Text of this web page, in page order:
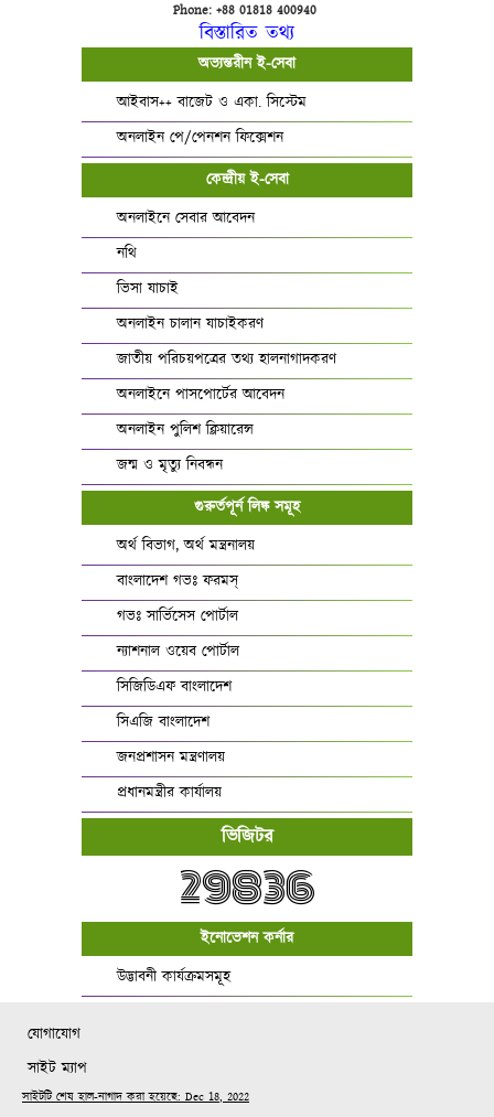
Phone: +88 01818 400940
বিস্তারিত তথ্য
অভ্যন্তরীন ই-সেবা
আইবাস++ বাজেট ও একা. সিস্টেম
অনলাইন পে/পেনশন ফিক্সেশন
কেন্দ্রীয় ই-সেবা
অনলাইনে সেবার আবেদন
নথি
ভিসা যাচাই
অনলাইন চালান যাচাইকরণ
জাতীয় পরিচয়পত্রের তথ্য হালনাগাদকরণ
অনলাইনে পাসপোর্টের আবেদন
অনলাইন পুলিশ ক্লিয়ারেন্স
জন্ম ও মৃত্যু নিবন্ধন
গুরুর্তপূর্ন লিঙ্ক সমূহ
অর্থ বিভাগ, অর্থ মন্ত্রনালয়
বাংলাদেশ গভঃ ফরমস্‌
গভঃ সার্ভিসেস পোর্টাল
ন্যাশনাল ওয়েব পোর্টাল
সিজিডিএফ বাংলাদেশ
সিএজি বাংলাদেশ
জনপ্রশাসন মন্ত্রণালয়
প্রধানমন্ত্রীর কার্যালয়
ভিজিটর
29836
ইনোভেশন কর্নার
উদ্ভাবনী কার্যক্রমসমূহ
যোগাযোগ
সাইট ম্যাপ
সাইটটি শেষ হাল-নাগাদ করা হয়েছে: Dec 18, 2022